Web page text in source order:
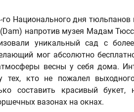
го Национального дня
напротив музея Мадам
уникальный сад с
мог абсолютно
весны у себя дома.
кто не пожалел
составить красивый букет,
вазонах на окнах.